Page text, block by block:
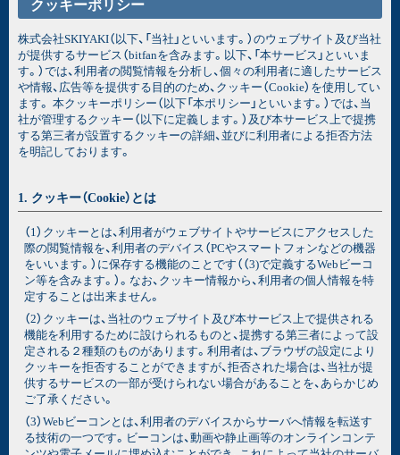
クッキーポリシー
株式会社SKIYAKI（以下、「当社」といいます。）のウェブサイト及び当社
が提供するサービス（bitfanを含みます。以下、「本サービス」といいま
す。）では、利用者の閲覧情報を分析し、個々の利用者に適したサービス
や情報、広告等を提供する目的のため、クッキー（Cookie）を使用してい
ます。 本クッキーポリシー（以下「本ポリシー」といいます。）では、当
社が管理するクッキー（以下に定義します。）及び本サービス上で提携
する第三者が設置するクッキーの詳細、並びに利用者による拒否方法
を明記しております。
1. クッキー（Cookie）とは
（1）クッキーとは、利用者がウェブサイトやサービスにアクセスした
際の閲覧情報を、利用者のデバイス（PCやスマートフォンなどの機器
をいいます。）に保存する機能のことです（（3)で定義するWebビーコ
ン等を含みます。）。なお、クッキー情報から、利用者の個人情報を特
定することは出来ません。
（2）クッキーは、当社のウェブサイト及び本サービス上で提供される
機能を利用するために設けられるものと、提携する第三者によって設
定される２種類のものがあります。利用者は、ブラウザの設定により
クッキーを拒否することができますが、拒否された場合は、当社が提
供するサービスの一部が受けられない場合があることを、あらかじめ
ご了承ください。
（3）Webビーコンとは、利用者のデバイスからサーバへ情報を転送す
る技術の一つです。ビーコンは、動画や静止画等のオンラインコンテ